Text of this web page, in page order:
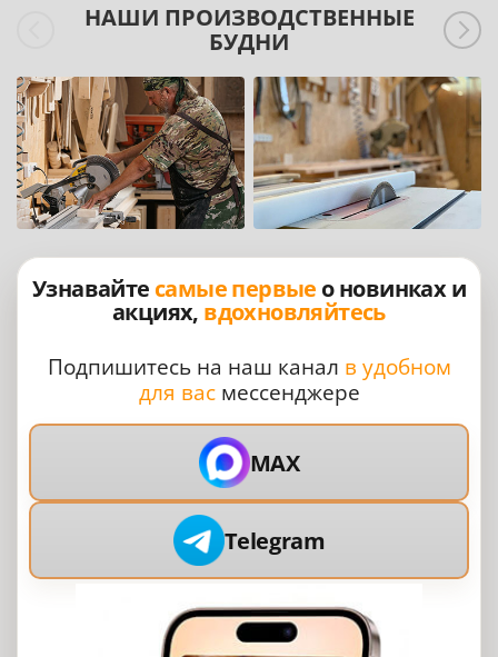
НАШИ ПРОИЗВОДСТВЕННЫЕ
БУДНИ
Узнавайте самые первые о новинках и
акциях, вдохновляйтесь
Подпишитесь на наш канал в удобном
для васмессенджере
MAX
Telegram